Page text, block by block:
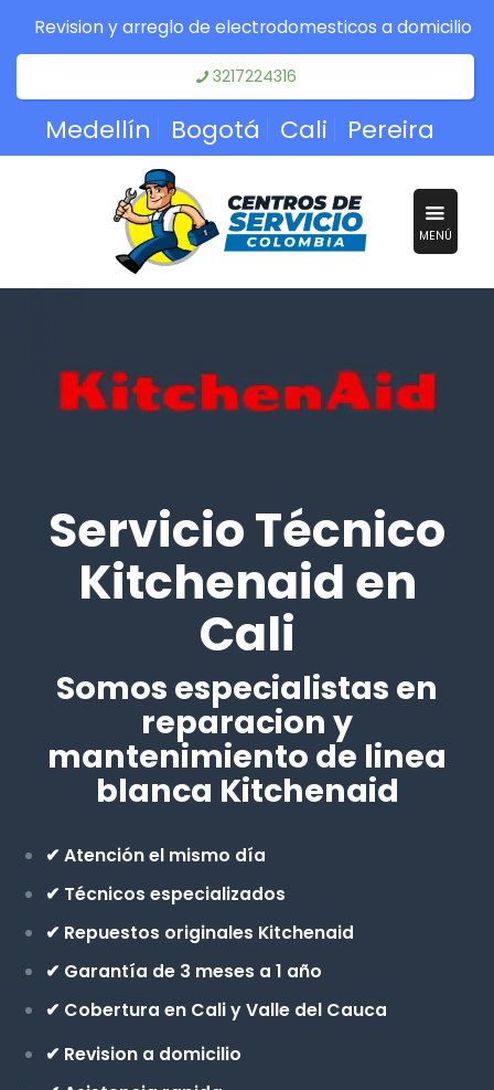
Revision y arreglo de electrodomesticos a domicilio
3217224316
Medellín Bogotá Cali Pereira
MENÚ
Servicio Técnico
Kitchenaid en
Cali
Somos especialistas en
reparacion y
mantenimiento de linea
blanca Kitchenaid
✔ Atención el mismo día
✔ Técnicos especializados
✔ Repuestos originales Kitchenaid
✔ Garantía de 3 meses a 1 año
✔ Cobertura en Cali y Valle del Cauca
✔ Revision a domicilio